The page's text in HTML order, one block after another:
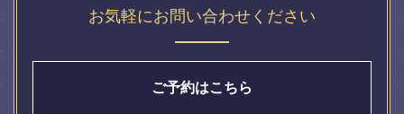
お気軽にお問い合わせください
ご予約はこちら